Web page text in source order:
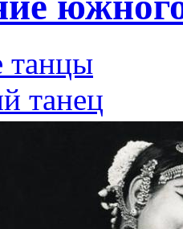
танцы
танец